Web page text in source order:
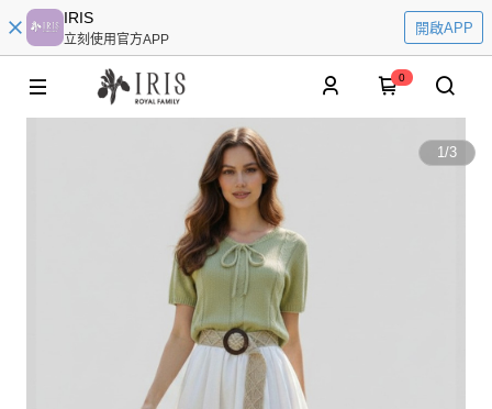
IRIS
立刻使用官方APP
開啟APP
0
1/3